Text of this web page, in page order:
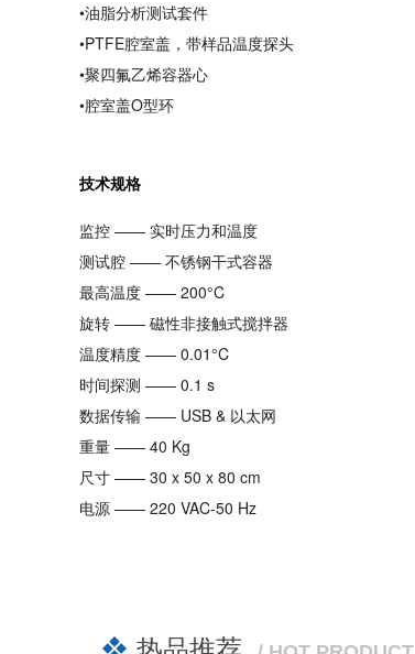
•油脂分析测试套件
•PTFE腔室盖，带样品温度探头
•聚四氟乙烯容器心
•腔室盖O型环
技术规格
监控 —— 实时压力和温度
测试腔 —— 不锈钢干式容器
最高温度 —— 200°C
旋转 —— 磁性非接触式搅拌器
温度精度 —— 0.01°C
时间探测 —— 0.1 s
数据传输 —— USB & 以太网
重量 —— 40 Kg
尺寸 —— 30 x 50 x 80 cm
电源 —— 220 VAC-50 Hz